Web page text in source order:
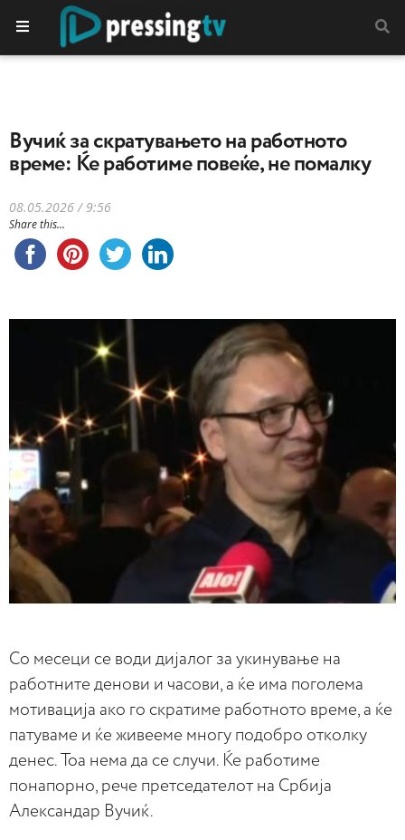
Вучиќ за скратувањето на работното
време: Ќе работиме повеќе, не помалку
08.05.2026 / 9:56
Share this...
Со месеци се води дијалог за укинување на
работните денови и часови, а ќе има поголема
мотивација ако го скратиме работното време, а ќе
патуваме и ќе живееме многу подобро отколку
денес. Тоа нема да се случи. Ќе работиме
понапорно, рече претседателот на Србија
Александар Вучиќ.